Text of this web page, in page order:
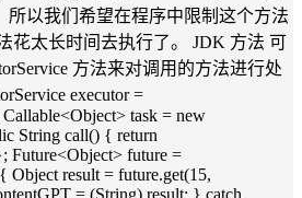
所以我们希望在程序中限制这个方法
花太长时间去执行了。 JDK 方法 可
方法来对调用的方法进行处
executor =
task = new
String call() { return
Future<Object> future =
Object result = future.get(15,
= (String) result; } catch